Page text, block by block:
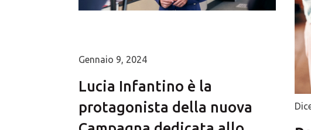
Gennaio 9, 2024
Lucia Infantino è la
protagonista della nuova